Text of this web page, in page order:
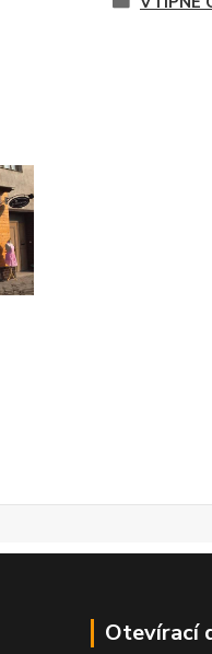
Otevírací